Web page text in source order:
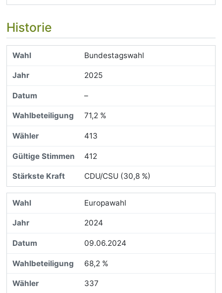
Historie
Bundestagswahl
2025
–
71,2 %
413
412
CDU/CSU (30,8 %)
Europawahl
2024
09.06.2024
68,2 %
337